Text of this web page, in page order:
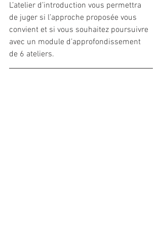
L’atelier d’introduction vous permettra
de juger si l’approche proposée vous
convient et si vous souhaitez poursuivre
avec un module d’approfondissement
de 6 ateliers.